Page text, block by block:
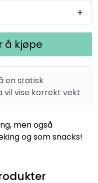
+
å kjøpe
en statisk
vil vise korrekt vekt
men også
og som snacks!